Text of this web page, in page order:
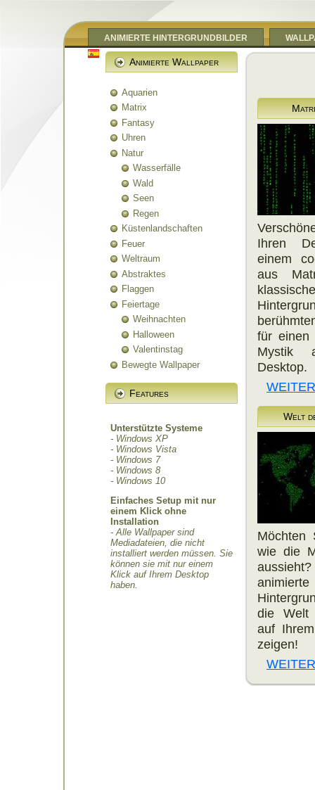
ANIMIERTE HINTERGRUNDBILDER
Animierte Wallpaper
Aquarien
Matrix
Fantasy
Uhren
Natur
Wasserfälle
Wald
Seen
Regen
Küstenlandschaften
Feuer
Weltraum
Abstraktes
Flaggen
Feiertage
Weihnachten
Halloween
Valentinstag
Bewegte Wallpaper
Features
Unterstützte Systeme
- Windows XP
- Windows Vista
- Windows 7
- Windows 8
- Windows 10
Einfaches Setup mit nur
einem Klick ohne
Installation
- Alle Wallpaper sind
Mediadateien, die nicht
installiert werden müssen. Sie
können sie mit nur einem
Klick auf Ihrem Desktop
haben.
Ihren
einem
aus
klassische
für einen
Mystik
Desktop.
Welt
Möchten
wie die
animierte
die Welt
auf
zeigen!